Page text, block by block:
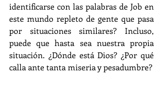
identificarse con las palabras de Job en
este mundo repleto de gente que pasa
por situaciones similares? Incluso,
puede que hasta sea nuestra propia
situación. ¿Dónde está Dios? ¿Por qué
calla ante tanta miseria y pesadumbre?